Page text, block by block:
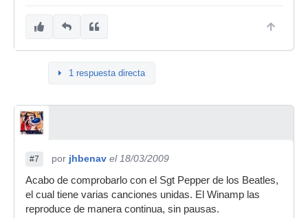
1 respuesta directa
#7 por jhbenav el 18/03/2009
Acabo de comprobarlo con el Sgt Pepper de los Beatles,
el cual tiene varias canciones unidas. El Winamp las
reproduce de manera continua, sin pausas.